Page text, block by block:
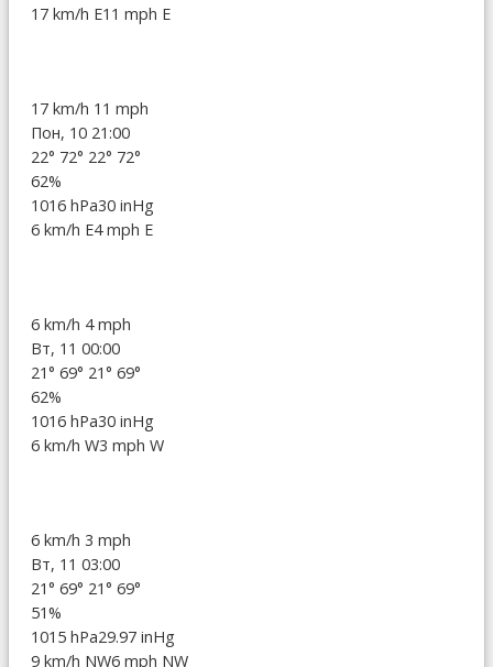
17 km/h E11 mph E
17 km/h 11 mph
Пон, 10 21:00
22° 72° 22° 72°
62%
1016 hPa30 inHg
6 km/h E4 mph E
6 km/h 4 mph
Вт, 11 00:00
21° 69° 21° 69°
62%
1016 hPa30 inHg
6 km/h W3 mph W
6 km/h 3 mph
Вт, 11 03:00
21° 69° 21° 69°
51%
1015 hPa29.97 inHg
9 km/h NW6 mph NW